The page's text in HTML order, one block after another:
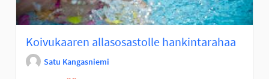
Koivukaaren allasosastolle hankintarahaa
Satu Kangasniemi